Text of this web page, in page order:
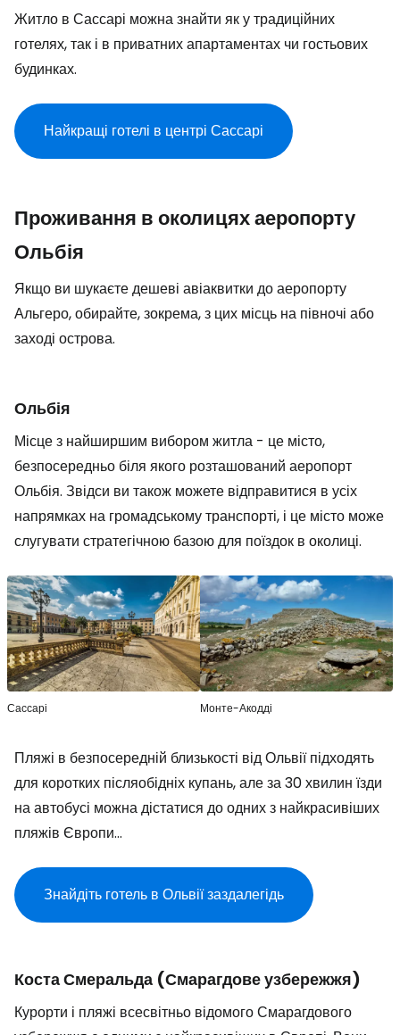
Житло в Сассарі можна знайти як у традиційних
готелях, так і в приватних апартаментах чи гостьових
будинках.
Найкращі готелі в центрі Сассарі
Проживання в околицях аеропорту
Ольбія
Якщо ви шукаєте дешеві авіаквитки до аеропорту
Альгеро, обирайте, зокрема, з цих місць на півночі або
заході острова.
Ольбія
Місце з найширшим вибором житла - це місто,
безпосередньо біля якого розташований аеропорт
Ольбія. Звідси ви також можете відправитися в усіх
напрямках на громадському транспорті, і це місто може
слугувати стратегічною базою для поїздок в околиці.
Сассарі Монте-Акодді
Пляжі в безпосередній близькості від Ольвії підходять
для коротких післяобідніх купань, але за 30 хвилин їзди
на автобусі можна дістатися до одних з найкрасивіших
пляжів Європи...
Знайдіть готель в Ольвії заздалегідь
Коста Смеральда (Смарагдове узбережжя)
Курорти і пляжі всесвітньо відомого Смарагдового